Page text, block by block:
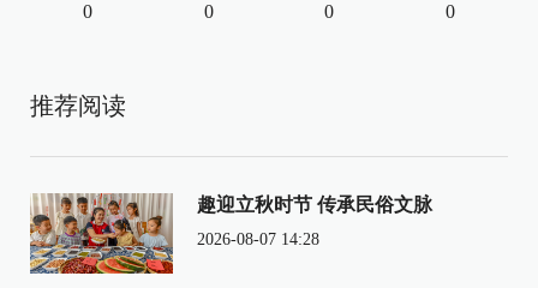
0 0 0 0
推荐阅读
趣迎立秋时节 传承民俗文脉
2026-08-07 14:28